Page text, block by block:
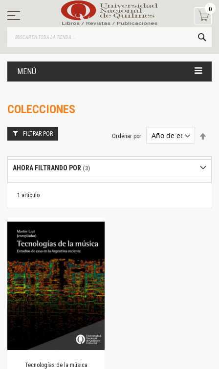
contenido
0
MENÚ
COLECCIONES
1 artículo
Ordenar por
Tecnologías de la música
FILTRAR POR
AHORA FILTRANDO POR